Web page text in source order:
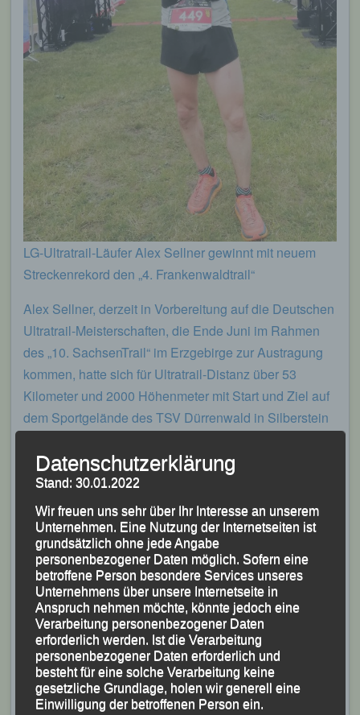
LG-Ultratrail-Läufer Alex Sellner gewinnt mit neuem
Streckenrekord den „4. Frankenwaldtrail“
Alex Sellner, derzeit in Vorbereitung auf die Deutschen
Ultratrail-Meisterschaften, die Ende Juni im Rahmen
des „10. SachsenTrail“ im Erzgebirge zur Austragung
kommen, hatte sich für Ultratrail-Distanz über 53
Kilometer und 2000 Höhenmeter mit Start und Ziel auf
dem Sportgelände des TSV Dürrenwald in Silberstein
Auf der technisch anspruchsvollen Strecke durch den
Schotterwege mit diversen steilen Anstiegen und
„knackigen“ Downhill-Passagen.
Zu Beginn des Rennens lief der Bayerische Meister im
Ultratrail noch in einer Dreiergruppe, konnte sich aber
dann beim ersten längeren Anstieg entscheidend
absetzten und seinen Vorsprung kontinuierlich
ausbauen.
Mit neuen Streckenrekord von 5:26:44 Stunden holte er
sich letztlich den Gesamtsieg vor dem Thüringer Rico
Datenschutzerklärung
Stand: 30.01.2022
Wir freuen uns sehr über Ihr Interesse an unserem
Unternehmen. Eine Nutzung der Internetseiten ist
grundsätzlich ohne jede Angabe
personenbezogener Daten möglich. Sofern eine
betroffene Person besondere Services unseres
Unternehmens über unsere Internetseite in
Anspruch nehmen möchte, könnte jedoch eine
Verarbeitung personenbezogener Daten
erforderlich werden. Ist die Verarbeitung
personenbezogener Daten erforderlich und
besteht für eine solche Verarbeitung keine
gesetzliche Grundlage, holen wir generell eine
Einwilligung der betroffenen Person ein.